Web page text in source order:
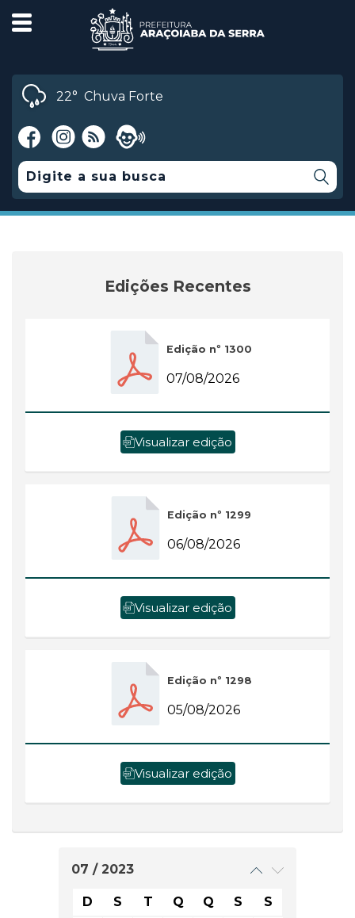
22° Chuva Forte
Edições Recentes
Edição nº 1300
07/08/2026
Visualizar edição
Edição nº 1299
06/08/2026
Visualizar edição
Edição nº 1298
05/08/2026
Visualizar edição
07 / 2023
D S T Q Q S
S